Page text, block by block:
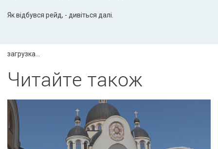
Як відбувся рейд, - дивіться далі.
загрузка...
Читайте також